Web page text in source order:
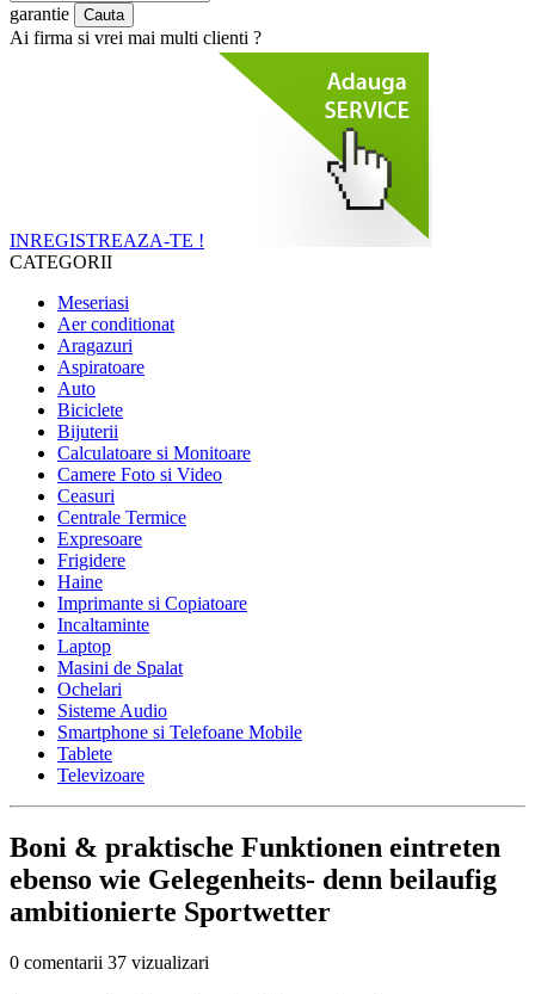
garantie
Ai firma si vrei mai multi clienti ?
INREGISTREAZA-TE !
CATEGORII
Meseriasi
Aer conditionat
Aragazuri
Aspiratoare
Auto
Biciclete
Bijuterii
Calculatoare si Monitoare
Camere Foto si Video
Ceasuri
Centrale Termice
Expresoare
Frigidere
Haine
Imprimante si Copiatoare
Incaltaminte
Laptop
Masini de Spalat
Ochelari
Sisteme Audio
Smartphone si Telefoane Mobile
Tablete
Televizoare
Boni & praktische Funktionen eintreten
ebenso wie Gelegenheits- denn beilaufig
ambitionierte Sportwetter
0 comentarii 37 vizualizari